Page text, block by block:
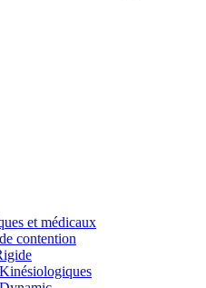
et médicaux
contention